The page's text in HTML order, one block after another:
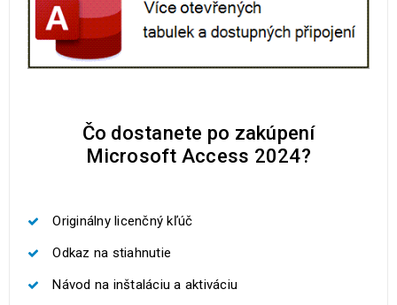
Čo dostanete po zakúpení
Microsoft Access 2024?
Originálny licenčný kľúč
Odkaz na stiahnutie
Návod na inštaláciu a aktiváciu